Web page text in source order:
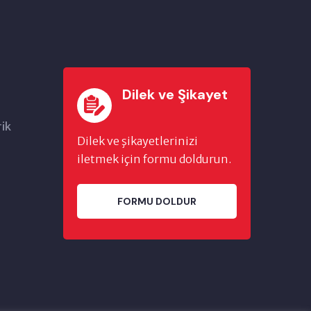
Dilek ve Şikayet
Dilek ve şikayetlerinizi
iletmek için formu doldurun.
FORMU DOLDUR